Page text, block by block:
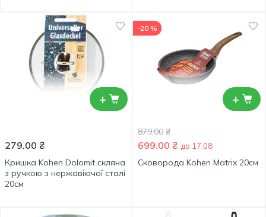
+
279.00 ₴
Кришка Kohen Dolomit скляна
з ручкою з нержавіючої сталі
20см
+
-20 %
879.00 ₴
699.00 ₴ до 17.08
Сковорода Kohen Matrix 20см